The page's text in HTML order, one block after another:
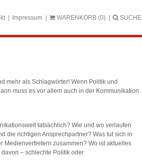
Impressum WARENKORB (0) SUCHE
mehr als Schlagwörter! Wenn Politik und
muss es vor allem auch in der Kommunikation
tatsächlich? Wie und wo verlaufen
die richtigen Ansprechpartner? Was tut sich in
Medienvertretern zusammen? Wo ist aktuelles
– schlechte Politik oder